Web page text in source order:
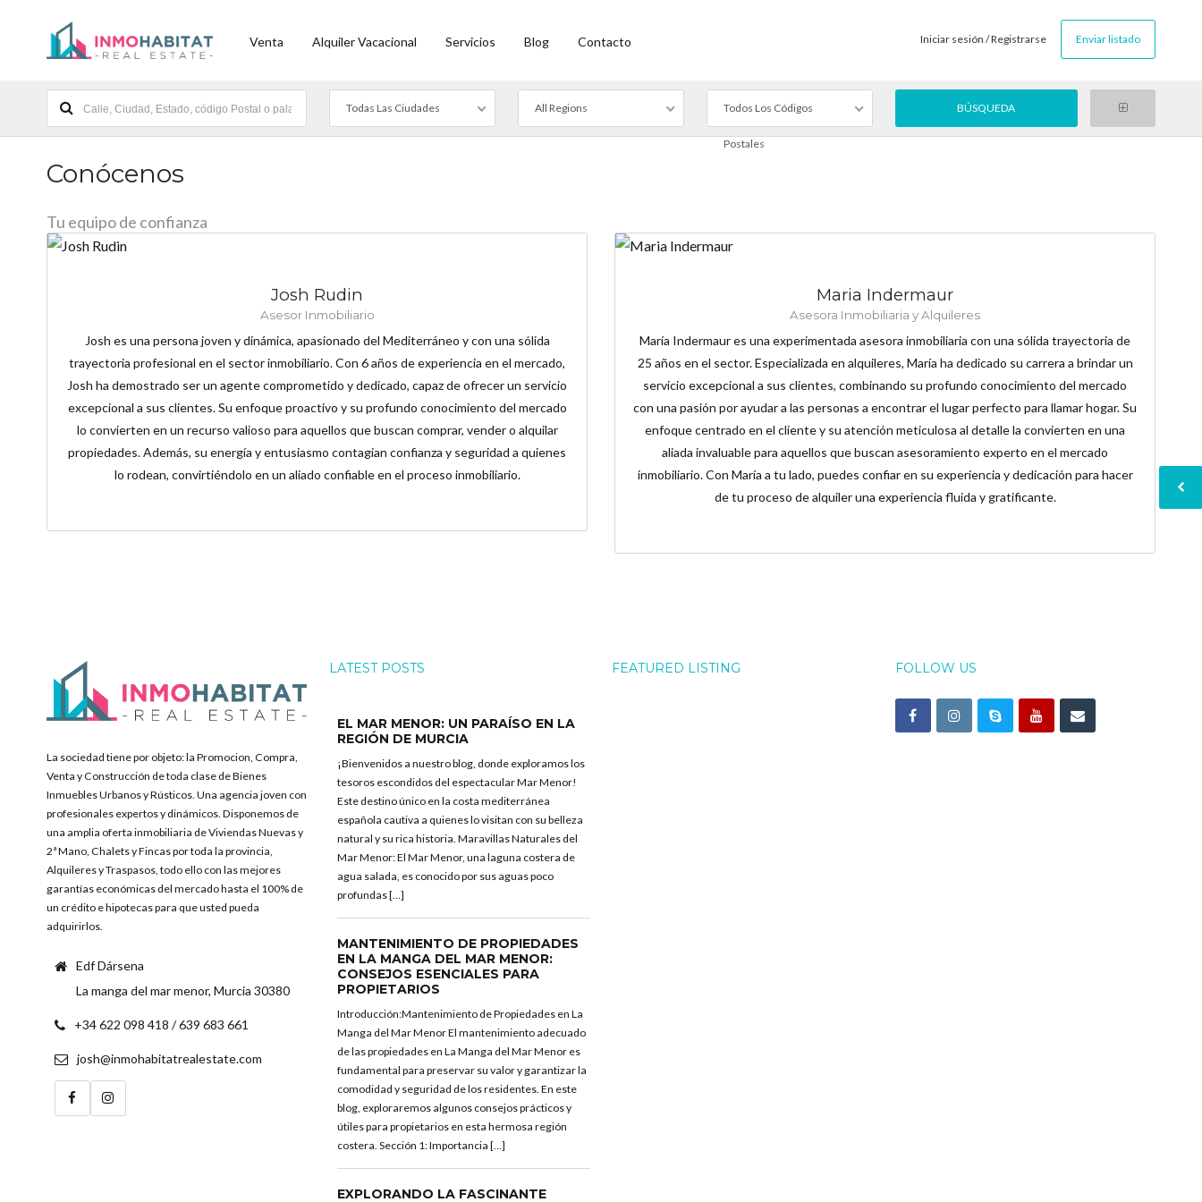
Don't have an account?
Nombre de usuario
Venta Alquiler Vacacional Servicios Blog Contacto Iniciar sesión / Registrarse Enviar listado
Todas Las Ciudades All Regions Todos Los Códigos
Postales
Conócenos
Tu equipo de confianza
Josh Rudin
Asesor Inmobiliario
Josh es una persona joven y dinámica, apasionado del Mediterráneo y con una sólida
trayectoria profesional en el sector inmobiliario. Con 6 años de experiencia en el mercado,
Josh ha demostrado ser un agente comprometido y dedicado, capaz de ofrecer un servicio
excepcional a sus clientes. Su enfoque proactivo y su profundo conocimiento del mercado
lo convierten en un recurso valioso para aquellos que buscan comprar, vender o alquilar
propiedades. Además, su energía y entusiasmo contagian confianza y seguridad a quienes
lo rodean, convirtiéndolo en un aliado confiable en el proceso inmobiliario.
Maria Indermaur
Asesora Inmobiliaria y Alquileres
María Indermaur es una experimentada asesora inmobiliaria con una sólida trayectoria de
25 años en el sector. Especializada en alquileres, María ha dedicado su carrera a brindar un
servicio excepcional a sus clientes, combinando su profundo conocimiento del mercado
con una pasión por ayudar a las personas a encontrar el lugar perfecto para llamar hogar. Su
enfoque centrado en el cliente y su atención meticulosa al detalle la convierten en una
aliada invaluable para aquellos que buscan asesoramiento experto en el mercado
inmobiliario. Con María a tu lado, puedes confiar en su experiencia y dedicación para hacer
de tu proceso de alquiler una experiencia fluida y gratificante.
La sociedad tiene por objeto: la Promocion, Compra,
Venta y Construcción de toda clase de Bienes
Inmuebles Urbanos y Rústicos. Una agencia joven con
profesionales expertos y dinámicos. Disponemos de
una amplia oferta inmobiliaria de Viviendas Nuevas y
2ª Mano, Chalets y Fincas por toda la provincia,
Alquileres y Traspasos, todo ello con las mejores
garantías económicas del mercado hasta el 100% de
un crédito e hipotecas para que usted pueda
adquirirlos.
Edf Dársena
La manga del mar menor, Murcia 30380
+34 622 098 418 / 639 683 661
josh@inmohabitatrealestate.com
LATEST POSTS
EL MAR MENOR: UN PARAÍSO EN LA
REGIÓN DE MURCIA
¡Bienvenidos a nuestro blog, donde exploramos los
tesoros escondidos del espectacular Mar Menor!
Este destino único en la costa mediterránea
española cautiva a quienes lo visitan con su belleza
natural y su rica historia. Maravillas Naturales del
Mar Menor: El Mar Menor, una laguna costera de
agua salada, es conocido por sus aguas poco
profundas […]
MANTENIMIENTO DE PROPIEDADES
EN LA MANGA DEL MAR MENOR:
CONSEJOS ESENCIALES PARA
PROPIETARIOS
Introducción:Mantenimiento de Propiedades en La
Manga del Mar Menor El mantenimiento adecuado
de las propiedades en La Manga del Mar Menor es
fundamental para preservar su valor y garantizar la
comodidad y seguridad de los residentes. En este
blog, exploraremos algunos consejos prácticos y
útiles para propietarios en esta hermosa región
costera. Sección 1: Importancia […]
EXPLORANDO LA FASCINANTE
FEATURED LISTING FOLLOW US